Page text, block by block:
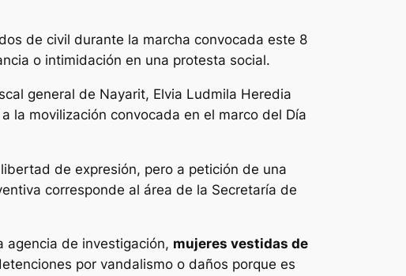
de civil durante la marcha convocada este 8
o intimidación en una protesta social.
general de Nayarit, Elvia Ludmila Heredia
a la movilización convocada en el marco del Día
de expresión, pero a petición de una
corresponde al área de la Secretaría de
agencia de investigación, mujeres vestidas de
por vandalismo o daños porque es